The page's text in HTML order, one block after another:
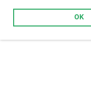
OK